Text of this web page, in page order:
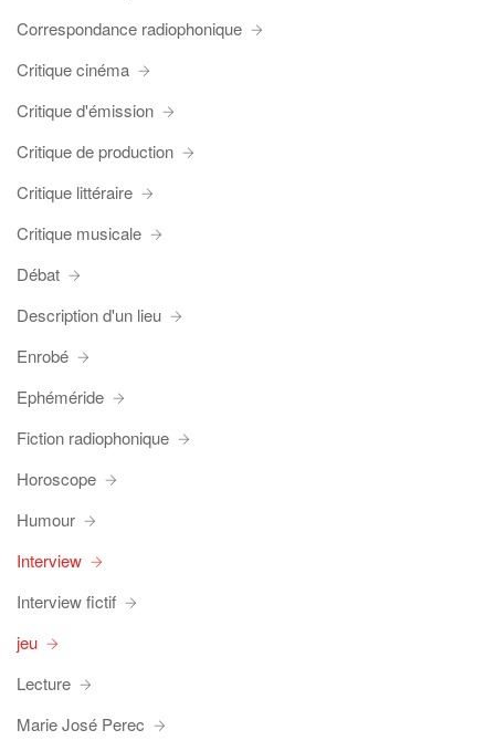
Correspondance radiophonique
Critique cinéma
Critique d'émission
Critique de production
Critique littéraire
Critique musicale
Débat
Description d'un lieu
Enrobé
Ephéméride
Fiction radiophonique
Horoscope
Humour
Interview
Interview fictif
jeu
Lecture
Marie José Perec